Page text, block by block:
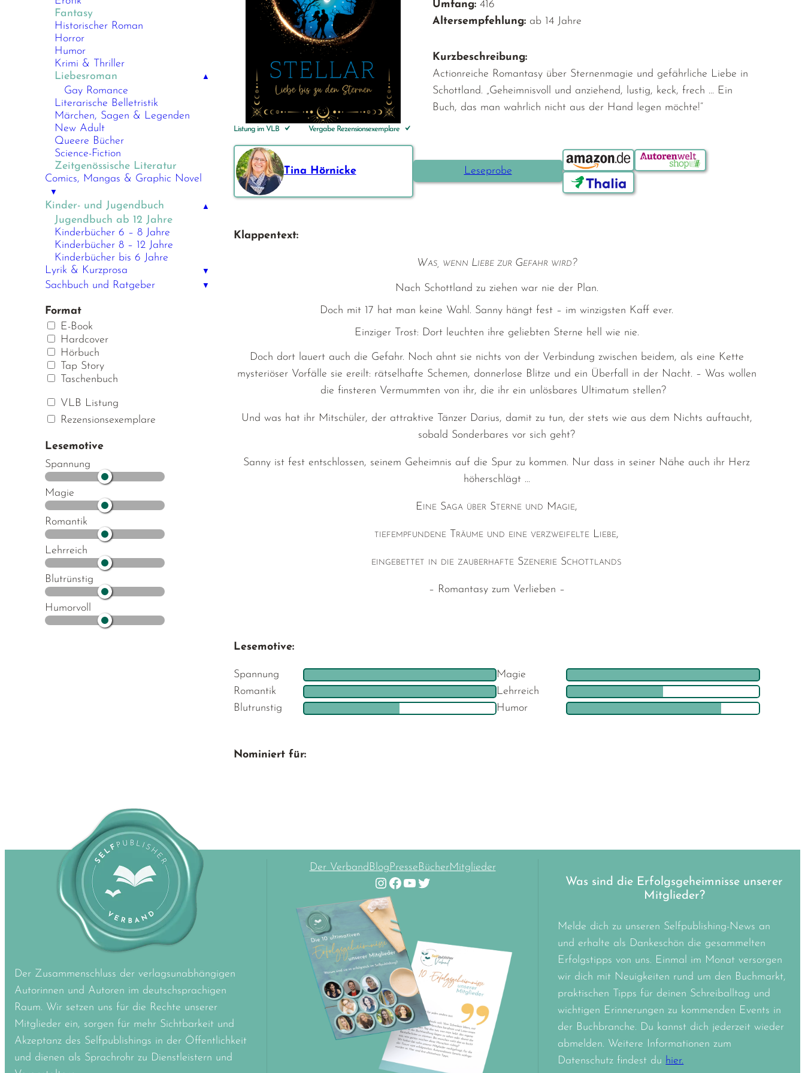
Fantasy
Historischer Roman
Horror
Humor
Krimi & Thriller
Liebesroman
▲
Gay Romance
Literarische Belletristik
Märchen, Sagen & Legenden
New Adult
Queere Bücher
Science-Fiction
Zeitgenössische Literatur
Comics, Mangas & Graphic Novel
▼
Kinder- und Jugendbuch ▲
Jugendbuch ab 12 Jahre
Kinderbücher 6 – 8 Jahre
Kinderbücher 8 – 12 Jahre
Kinderbücher bis 6 Jahre
Lyrik & Kurzprosa
▼
Sachbuch und Ratgeber ▼
Format
E-Book
Hardcover
Hörbuch
Tap Story
Taschenbuch
VLB Listung
Rezensionsexemplare
Lesemotive
Spannung
Magie
Romantik
Lehrreich
Blutrünstig
Humorvoll
Listung im VLB Vergabe Rezensionsexemplare
Umfang: 416
Altersempfehlung: ab 14 Jahre
Kurzbeschreibung:
Actionreiche Romantasy über Sternenmagie und gefährliche Liebe in
Schottland. „Geheimnisvoll und anziehend, lustig, keck, frech … Ein
Buch, das man wahrlich nicht aus der Hand legen möchte!“
Tina Hörnicke Leseprobe
Bestellen über:
Klappentext:
Was, wenn Liebe zur Gefahr wird?
Nach Schottland zu ziehen war nie der Plan.
Doch mit 17 hat man keine Wahl. Sanny hängt fest – im winzigsten Kaff ever.
Einziger Trost: Dort leuchten ihre geliebten Sterne hell wie nie.
Doch dort lauert auch die Gefahr. Noch ahnt sie nichts von der Verbindung zwischen beidem, als eine Kette
mysteriöser Vorfälle sie ereilt: rätselhafte Schemen, donnerlose Blitze und ein Überfall in der Nacht. – Was wollen
die finsteren Vermummten von ihr, die ihr ein unlösbares Ultimatum stellen?
Und was hat ihr Mitschüler, der attraktive Tänzer Darius, damit zu tun, der stets wie aus dem Nichts auftaucht,
sobald Sonderbares vor sich geht?
Sanny ist fest entschlossen, seinem Geheimnis auf die Spur zu kommen. Nur dass in seiner Nähe auch ihr Herz
höherschlägt …
Eine Saga über Sterne und Magie,
tiefempfundene Träume und eine verzweifelte Liebe,
eingebettet in die zauberhafte Szenerie Schottlands
– Romantasy zum Verlieben –
Lesemotive:
Spannung
Magie
Romantik
Lehrreich
Blutrunstig
Humor
Nominiert für:
Der Zusammenschluss der verlagsunabhängigen
Autorinnen und Autoren im deutschsprachigen
Raum. Wir setzen uns für die Rechte unserer
Mitglieder ein, sorgen für mehr Sichtbarkeit und
Akzeptanz des Selfpublishings in der Öffentlichkeit
und dienen als Sprachrohr zu Dienstleistern und
Der VerbandBlogPresseBücherMitglieder
Instagram Facebook YouTube Twitter
Was sind die Erfolgsgeheimnisse unserer
Mitglieder?
Melde dich zu unseren Selfpublishing-News an
und erhalte als Dankeschön die gesammelten
Erfolgstipps von uns. Einmal im Monat versorgen
wir dich mit Neuigkeiten rund um den Buchmarkt,
praktischen Tipps für deinen Schreiballtag und
wichtigen Erinnerungen zu kommenden Events in
der Buchbranche. Du kannst dich jederzeit wieder
abmelden. Weitere Informationen zum
Datenschutz findest du hier.